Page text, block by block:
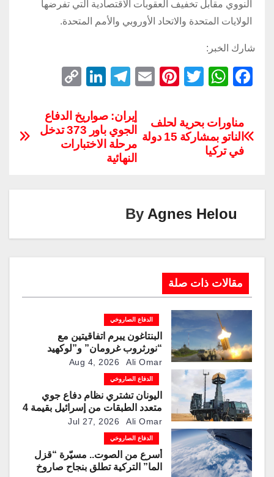
النووي مقابل تخفيف العقوبات الاقتصادية التي تفرضها
الولايات المتحدة والاتحاد الأوروبي والأمم المتحدة.
شارك الخبر:
F
c
e
b
k
W
at
s
A
T
tt
er
Pi
er
e
E
ail
T
e
gr
a
Li
k
e
dI
p
y
إيران: صواريخ الدفاع
الجوي باور 373 تدخل
مرحلة الاختبارات
النهائية
مناورات بحرية لحلف
الناتو بمشاركة 15 دولة
في تركيا
By Agnes Helou
مقالات ذات صلة
الدفاع الصاروخي
البنتاغون يبرم اتفاقيتين مع
“نورثروب غرومان” و”لوكهيد
مارتن” لمضاعفة إنتاج صواريخ
“باتريوت” و”ثاد” الاعتراضية
Aug 4, 2026 Ali Omar
الدفاع الصاروخي
اليونان تشتري نظام دفاع جوي
متعدد الطبقات من إسرائيل بقيمة 4
مليارات دولارJul 27, 2026 Ali Omar
الدفاع الصاروخي
أسرع من الصوت.. مسيّرة “قزل
الما” التركية تطلق بنجاح صاروخ